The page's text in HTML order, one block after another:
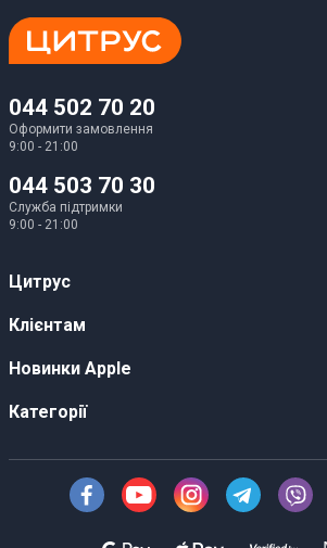
044 502 70 20
Оформити замовлення
9:00 - 21:00
044 503 70 30
Служба підтримки
9:00 - 21:00
Цитрус
Кар’єра
Оптовим клієнтам
Про Компанію
Клієнтам
Публічні оферти
Інструкції та прошивки
Доставка
Новинки Apple
iPhone 17
iPhone Air
Категорії
Техніка Apple
Смартфони